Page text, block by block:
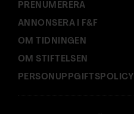
PRENUMERERA
ANNONSERA I F&F
OM TIDNINGEN
OM STIFTELSEN
PERSONUPPGIFTSPOLICY